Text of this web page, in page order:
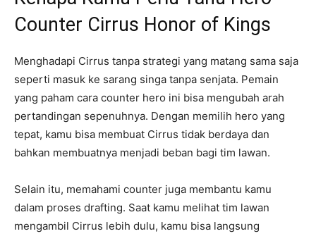
Counter Cirrus Honor of Kings
Menghadapi Cirrus tanpa strategi yang matang sama saja
seperti masuk ke sarang singa tanpa senjata. Pemain
yang paham cara counter hero ini bisa mengubah arah
pertandingan sepenuhnya. Dengan memilih hero yang
tepat, kamu bisa membuat Cirrus tidak berdaya dan
bahkan membuatnya menjadi beban bagi tim lawan.
Selain itu, memahami counter juga membantu kamu
dalam proses drafting. Saat kamu melihat tim lawan
mengambil Cirrus lebih dulu, kamu bisa langsung